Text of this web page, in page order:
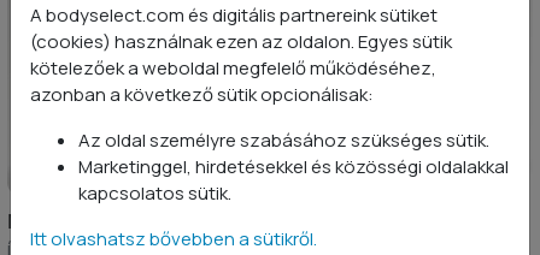
Maltodextrin
A bodyselect.com és digitális partnereink sütiket
(cookies) használnak ezen az oldalon. Egyes sütik
kötelezőek a weboldal megfelelő működéséhez,
azonban a következő sütik opcionálisak:
Az oldal személyre szabásához szükséges sütik.
Marketinggel, hirdetésekkel és közösségi oldalakkal
kapcsolatos sütik.
Itt olvashatsz bővebben a sütikről.